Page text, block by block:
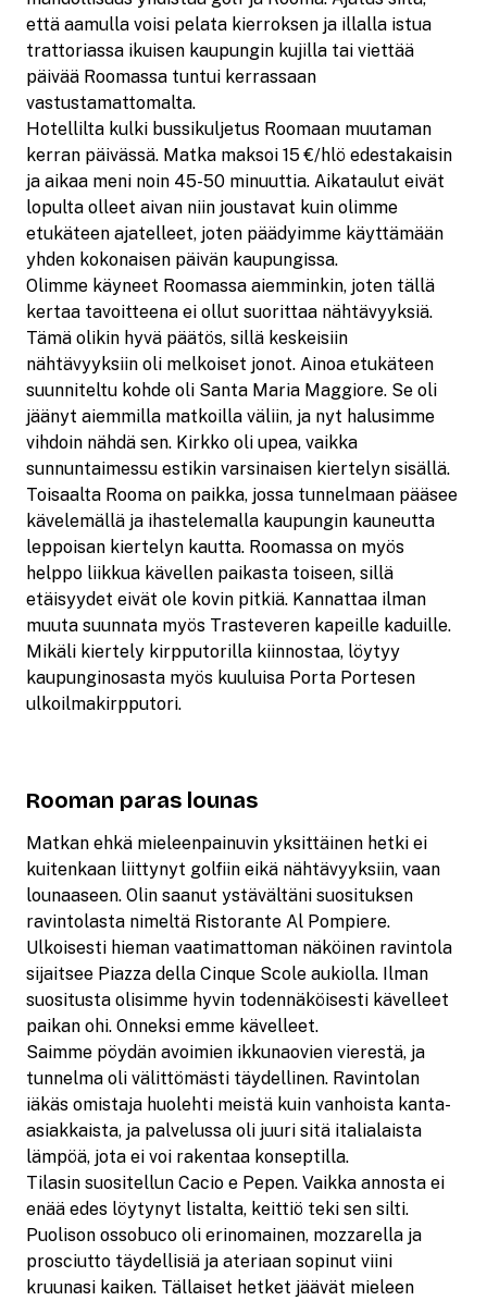
että aamulla voisi pelata kierroksen ja illalla istua
trattoriassa ikuisen kaupungin kujilla tai viettää
päivää Roomassa tuntui kerrassaan
vastustamattomalta.
Hotellilta kulki bussikuljetus Roomaan muutaman
kerran päivässä. Matka maksoi 15 €/hlö edestakaisin
ja aikaa meni noin 45-50 minuuttia. Aikataulut eivät
lopulta olleet aivan niin joustavat kuin olimme
etukäteen ajatelleet, joten päädyimme käyttämään
yhden kokonaisen päivän kaupungissa.
Olimme käyneet Roomassa aiemminkin, joten tällä
kertaa tavoitteena ei ollut suorittaa nähtävyyksiä.
Tämä olikin hyvä päätös, sillä keskeisiin
nähtävyyksiin oli melkoiset jonot. Ainoa etukäteen
suunniteltu kohde oli Santa Maria Maggiore. Se oli
jäänyt aiemmilla matkoilla väliin, ja nyt halusimme
vihdoin nähdä sen. Kirkko oli upea, vaikka
sunnuntaimessu estikin varsinaisen kiertelyn sisällä.
Toisaalta Rooma on paikka, jossa tunnelmaan pääsee
kävelemällä ja ihastelemalla kaupungin kauneutta
leppoisan kiertelyn kautta. Roomassa on myös
helppo liikkua kävellen paikasta toiseen, sillä
etäisyydet eivät ole kovin pitkiä. Kannattaa ilman
muuta suunnata myös Trasteveren kapeille kaduille.
Mikäli kiertely kirpputorilla kiinnostaa, löytyy
kaupunginosasta myös kuuluisa Porta Portesen
ulkoilmakirpputori.
Rooman paras lounas
Matkan ehkä mieleenpainuvin yksittäinen hetki ei
kuitenkaan liittynyt golfiin eikä nähtävyyksiin, vaan
lounaaseen. Olin saanut ystävältäni suosituksen
ravintolasta nimeltä Ristorante Al Pompiere.
Ulkoisesti hieman vaatimattoman näköinen ravintola
sijaitsee Piazza della Cinque Scole aukiolla. Ilman
suositusta olisimme hyvin todennäköisesti kävelleet
paikan ohi. Onneksi emme kävelleet.
Saimme pöydän avoimien ikkunaovien vierestä, ja
tunnelma oli välittömästi täydellinen. Ravintolan
iäkäs omistaja huolehti meistä kuin vanhoista kanta-
asiakkaista, ja palvelussa oli juuri sitä italialaista
lämpöä, jota ei voi rakentaa konseptilla.
Tilasin suositellun Cacio e Pepen. Vaikka annosta ei
enää edes löytynyt listalta, keittiö teki sen silti.
Puolison ossobuco oli erinomainen, mozzarella ja
prosciutto täydellisiä ja ateriaan sopinut viini
kruunasi kaiken. Tällaiset hetket jäävät mieleen